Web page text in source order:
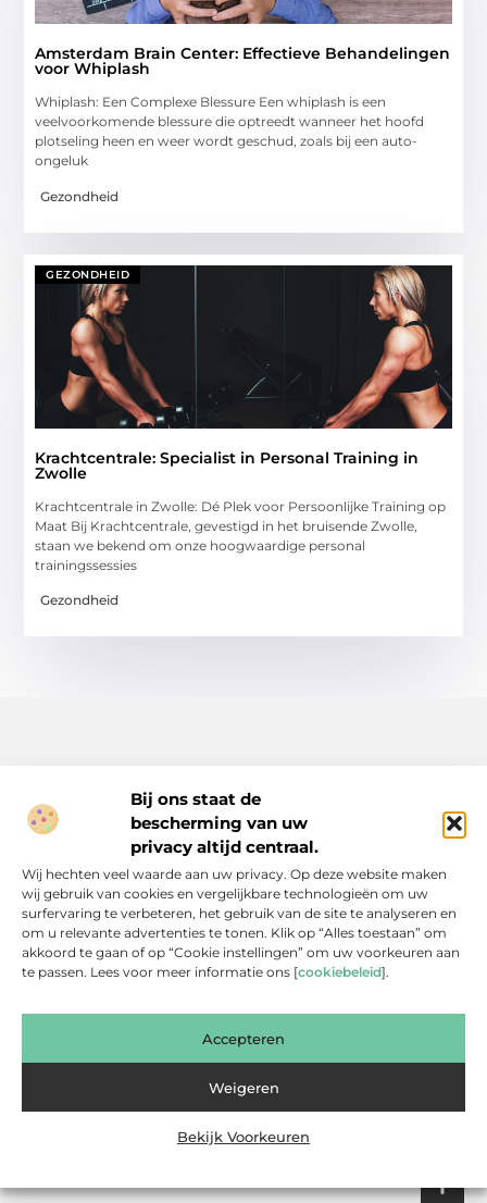
Bij ons staat de
bescherming van uw
privacy altijd centraal.
Wij hechten veel waarde aan uw privacy. Op deze website maken
wij gebruik van cookies en vergelijkbare technologieën om uw
surfervaring te verbeteren, het gebruik van de site te analyseren en
om u relevante advertenties te tonen. Klik op “Alles toestaan” om
akkoord te gaan of op “Cookie instellingen” om uw voorkeuren aan
te passen. Lees voor meer informatie ons [cookiebeleid].
Accepteren
Weigeren
Bekijk Voorkeuren
Amsterdam Brain Center: Effectieve Behandelingen
voor Whiplash
Whiplash: Een Complexe Blessure Een whiplash is een
veelvoorkomende blessure die optreedt wanneer het hoofd
plotseling heen en weer wordt geschud, zoals bij een auto-
ongeluk
Gezondheid
GEZONDHEID
Krachtcentrale: Specialist in Personal Training in
Zwolle
Krachtcentrale in Zwolle: Dé Plek voor Persoonlijke Training op
Maat Bij Krachtcentrale, gevestigd in het bruisende Zwolle,
staan we bekend om onze hoogwaardige personal
trainingssessies
Gezondheid
Inspiratie, tips en verhalen voor elk moment.
Ontdek een breed scala aan artikelen en blogs die je dagelijks
leven verrijken, van praktische adviezen tot boeiende verhalen.
Bericht categorie
Onze informatie
Cookiebeleid (EU)